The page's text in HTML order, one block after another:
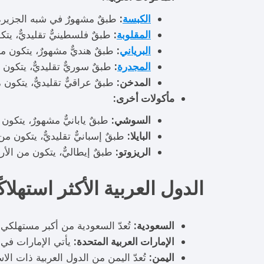
الكبسة: طبقٌ مشهورٌ في شبه الجزيرة
المقلوبة: طبقٌ فلسطينيٌّ تقليديٌّ،
البرياني: طبقٌ هنديٌّ مشهورٌ، يتكون من
المجدرة: طبقٌ سوريٌّ تقليديٌّ،
المدخن: طبقٌ عراقيٌّ تقليديٌّ، يتكون
مأكولات أخرى:
السوشي: طبقٌ يابانيٌّ مشهورٌ، يتكون
البايلا: طبقٌ إسبانيٌّ تقليديٌّ، يتكون من
الريزوتو: طبقٌ إيطاليٌّ، يتكون من
الدول العربية الأكثر
السعودية: تُعدّ السعودية من أكبر مستهلكي
الإمارات العربية المتحدة: يأتي الإمارات في
اليمن: تُعدّ اليمن من الدول العربية ذات